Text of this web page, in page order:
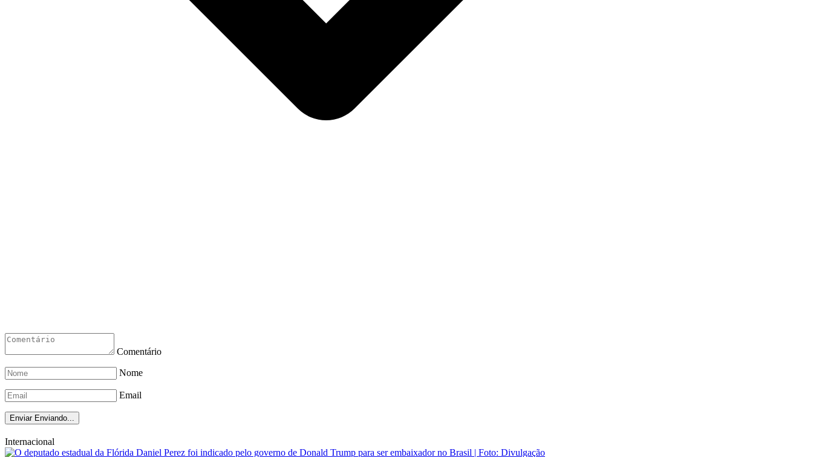
Comentário
Nome
Email
Enviar Enviando...
Internacional